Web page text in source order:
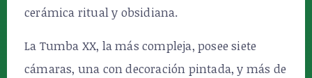
cerámica ritual y obsidiana.
La Tumba XX, la más compleja, posee siete
cámaras, una con decoración pintada, y más de